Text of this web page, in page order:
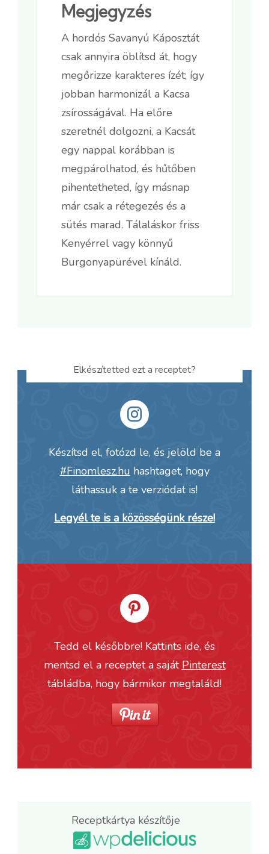
Megjegyzés
A hordós Savanyú Káposztát
csak annyira öblítsd át, hogy
megőrizze karakteres ízét; így
jobban harmonizál a Kacsa
zsírosságával. Ha előre
szeretnél dolgozni, a Kacsát
egy nappal korábban is
megpárolhatod, és hűtőben
pihentetheted, így másnap
már csak a rétegezés és a
sütés marad. Tálaláskor friss
Kenyérrel vagy könnyű
Burgonyapürével kínáld.
Elkészítetted ezt a receptet?
Készítsd el, fotózd le, és jelöld be a
#Finomlesz.hu hashtaget, hogy
láthassuk a te verziódat is!
Legyél te is a közösségünk része!
Tedd el későbbre! Kattints ide, és
mentsd el a receptet a saját Pinterest
tábládba, hogy bármikor megtaláld!
Receptkártya készítője